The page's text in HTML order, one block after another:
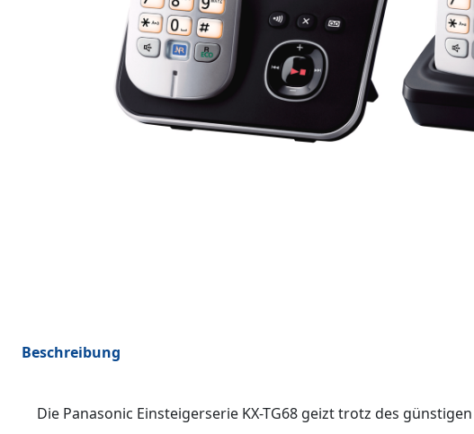
Beschreibung
Die Panasonic Einsteigerserie KX-TG68 geizt trotz des